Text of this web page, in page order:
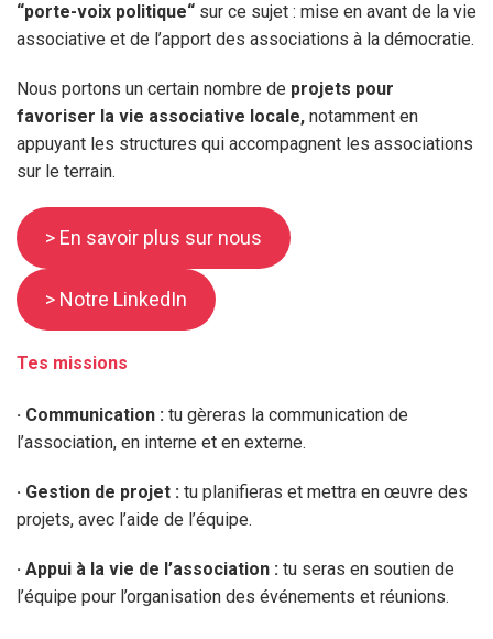
“porte-voix politique“ sur ce sujet : mise en avant de la vie
associative et de l’apport des associations à la démocratie.
Nous portons un certain nombre de projets pour
favoriser la vie associative locale, notamment en
appuyant les structures qui accompagnent les associations
sur le terrain.
> En savoir plus sur nous
> Notre LinkedIn
Tes missions
· Communication : tu gèreras la communication de
l’association, en interne et en externe.
· Gestion de projet : tu planifieras et mettra en œuvre des
projets, avec l’aide de l’équipe.
· Appui à la vie de l’association : tu seras en soutien de
l’équipe pour l’organisation des événements et réunions.